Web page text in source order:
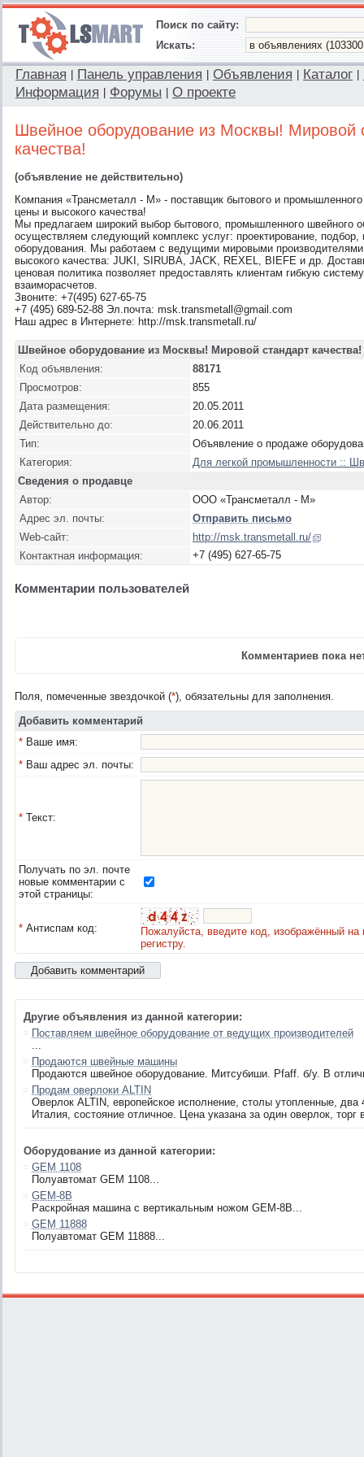
Поиск по сайту:
Искать:
Главная Панель управления Объявления Каталог
Информация
Форумы О проекте
Швейное оборудование из Москвы! Мировой
качества!
(объявление не действительно)
Компания «Трансметалл - М» - поставщик бытового и промышленного
цены и высокого качества!
Мы предлагаем широкий выбор бытового, промышленного швейного
осуществляем следующий комплекс услуг: проектирование, подбор,
оборудования. Мы работаем с ведущими мировыми
высокого качества: JUKI, SIRUBA, JACK, REXEL, BIEFE и др.
ценовая политика позволяет предоставлять клиентам гибкую
взаиморасчетов.
Звоните: +7(495) 627-65-75
+7 (495) 689-52-88 Эл.почта: msk.transmetall@gmail.com
Наш адрес в Интернете: http://msk.transmetall.ru/
Швейное оборудование из Москвы! Мировой стандарт качества!
Код объявления:
88171
Просмотров:
855
Дата размещения:
20.05.2011
Действительно до:
20.06.2011
Тип:
Объявление о продаже
Категория:
Для легкой промышленности ::
Сведения о продавце
Автор:
ООО «Трансметалл - М»
Адрес эл. почты:
Отправить письмо
Web-сайт:
http://msk.transmetall.ru/
Контактная информация:
+7 (495) 627-65-75
Комментарии пользователей
Комментариев пока
Поля, помеченные звездочкой (*), обязательны для заполнения.
Добавить комментарий
* Ваше имя:
* Ваш адрес эл. почты:
* Текст:
Получать по эл. почте
новые комментарии с
этой страницы:
* Антиспам код:
Пожалуйста, введите код, изображённый
регистру.
Другие объявления из данной категории:
Поставляем швейное оборудование от ведущих производителей
...
Продаются швейные машины
Продаются швейное оборудование. Митсубиши. Pfaff. б/у. В
Продам оверлоки ALTIN
Оверлок ALTIN, европейское исполнение, столы утопленные, два
Италия, состояние отличное. Цена указана за один оверлок, торг
Оборудование из данной категории:
GEM 1108
Полуавтомат GEM 1108...
GEM-8B
Раскройная машина с вертикальным ножом GEM-8B...
GEM 11888
Полуавтомат GEM 11888...